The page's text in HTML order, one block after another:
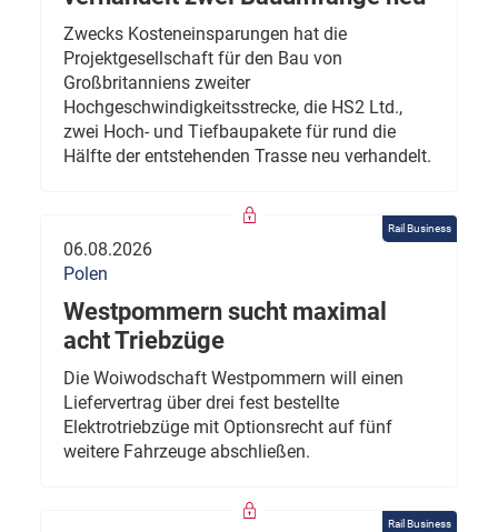
Zwecks Kosteneinsparungen hat die
Projektgesellschaft für den Bau von
Großbritanniens zweiter
Hochgeschwindigkeitsstrecke, die HS2 Ltd.,
zwei Hoch- und Tiefbaupakete für rund die
Hälfte der entstehenden Trasse neu verhandelt.
Rail Business
06.08.2026
Polen
Westpommern sucht maximal
acht Triebzüge
Die Woiwodschaft Westpommern will einen
Liefervertrag über drei fest bestellte
Elektrotriebzüge mit Optionsrecht auf fünf
weitere Fahrzeuge abschließen.
Rail Business